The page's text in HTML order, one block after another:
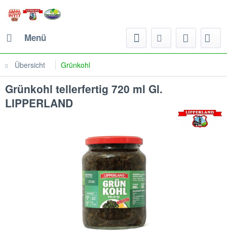
Menü
Übersicht Grünkohl
Grünkohl tellerfertig 720 ml Gl.
LIPPERLAND